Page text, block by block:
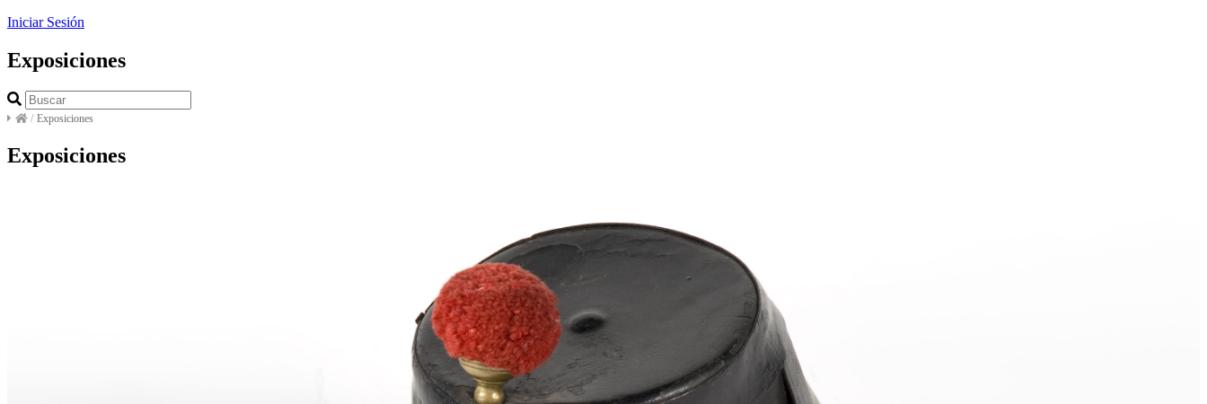
Iniciar Sesión
Exposiciones
/ Exposiciones
Exposiciones